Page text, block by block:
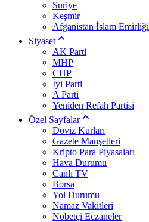
Suriye
Keşmir
Afganistan İslam Emirliği
Siyaset
AK Parti
MHP
CHP
İyi Parti
A Parti
Yeniden Refah Partisi
Özel Sayfalar
Döviz Kurları
Gazete Manşetleri
Kripto Para Piyasaları
Hava Durumu
Canlı TV
Borsa
Yol Durumu
Namaz Vakitleri
Nöbetçi Eczaneler